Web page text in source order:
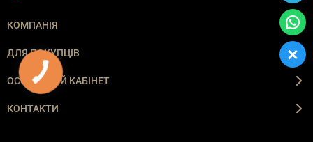
КОМПАНІЯ
ДЛЯ ПОКУПЦІВ
ОСОБИСТИЙ КАБІНЕТ
КОНТАКТИ
КНОПКА
ЗВ'ЯЗКУ